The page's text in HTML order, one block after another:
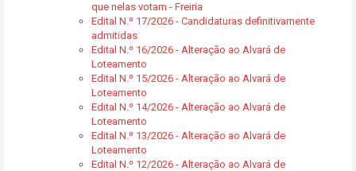
que nelas votam - Freiria
Edital N.º 17/2026 - Candidaturas definitivamente
admitidas
Edital N.º 16/2026 - Alteração ao Alvará de
Loteamento
Edital N.º 15/2026 - Alteração ao Alvará de
Loteamento
Edital N.º 14/2026 - Alteração ao Alvará de
Loteamento
Edital N.º 13/2026 - Alteração ao Alvará de
Loteamento
Edital N.º 12/2026 - Alteração ao Alvará de